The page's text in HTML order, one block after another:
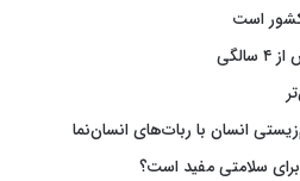
کشور است
انسان با ربات‌های انسان‌نما
سلامتی مفید است؟